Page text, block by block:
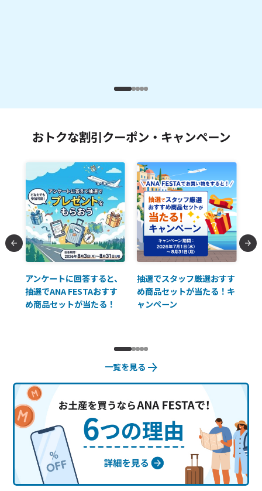
おトクな割引クーポン・キャンペーン
アンケートに回答すると、
抽選でANA FESTAおすす
め商品セットが当たる！
抽選でスタッフ厳選おすす
め商品セットが当たる！キ
ャンペーン
一覧を見る